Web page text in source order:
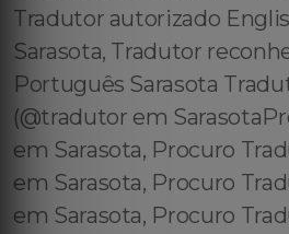
Tradutor autorizado
Sarasota, Tradutor
Português Sarasota
(@tradutor em
em Sarasota, Procuro
em Sarasota, Procuro
em Sarasota, Procuro